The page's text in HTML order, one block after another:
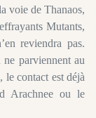
voie de Thanaos,
Mutants,
reviendra pas.
parviennent au
le contact est déjà
Arachnee ou le